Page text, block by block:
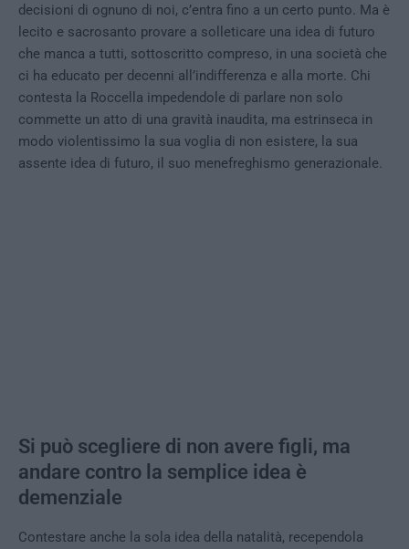
decisioni di ognuno di noi, c’entra fino a un certo punto. Ma è
lecito e sacrosanto provare a solleticare una idea di futuro
che manca a tutti, sottoscritto compreso, in una società che
ci ha educato per decenni all’indifferenza e alla morte. Chi
contesta la Roccella impedendole di parlare non solo
commette un atto di una gravità inaudita, ma estrinseca in
modo violentissimo la sua voglia di non esistere, la sua
assente idea di futuro, il suo menefreghismo generazionale.
Si può scegliere di non avere figli, ma
andare contro la semplice idea è
demenziale
Contestare anche la sola idea della natalità, recependola